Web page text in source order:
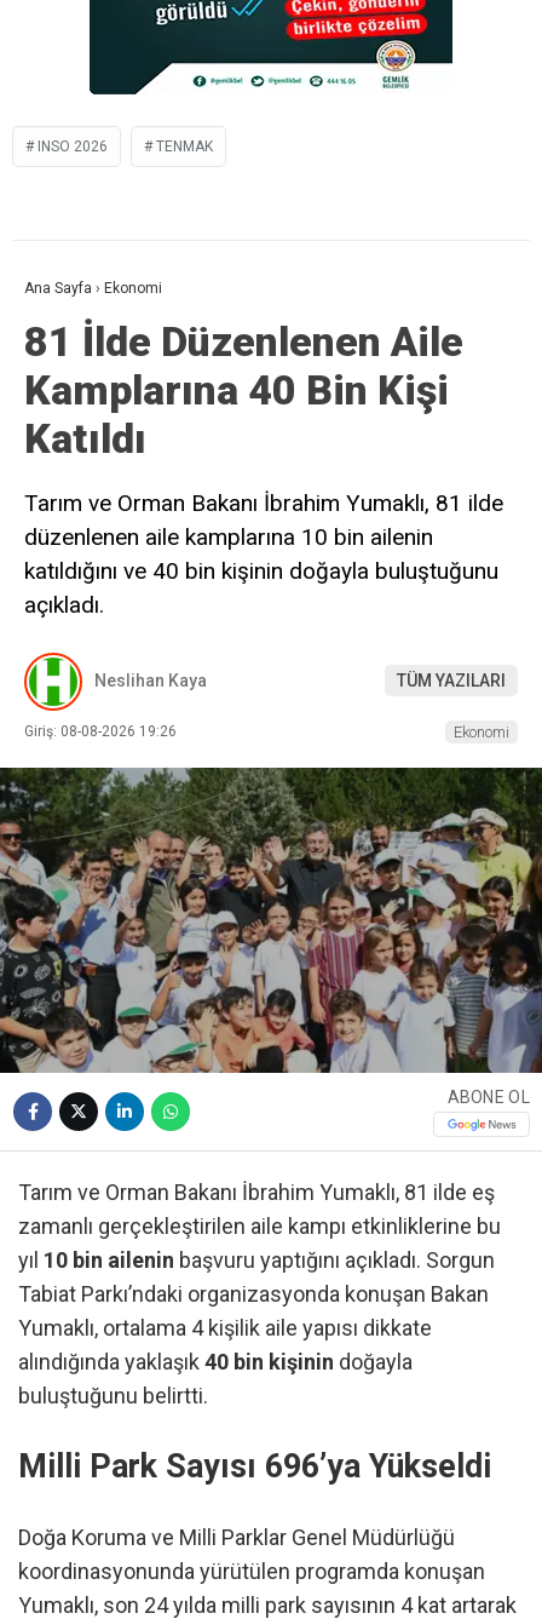
INSO 2026 TENMAK
Ana Sayfa › Ekonomi
81 İlde Düzenlenen Aile
Kamplarına 40 Bin Kişi
Katıldı
Tarım ve Orman Bakanı İbrahim Yumaklı, 81 ilde
düzenlenen aile kamplarına 10 bin ailenin
katıldığını ve 40 bin kişinin doğayla buluştuğunu
açıkladı.
Neslihan Kaya TÜM YAZILARI
Giriş: 08-08-2026 19:26 Ekonomi
ABONE OL
Tarım ve Orman Bakanı İbrahim Yumaklı, 81 ilde eş
zamanlı gerçekleştirilen aile kampı etkinliklerine bu
yıl 10 bin ailenin başvuru yaptığını açıkladı. Sorgun
Tabiat Parkı’ndaki organizasyonda konuşan Bakan
Yumaklı, ortalama 4 kişilik aile yapısı dikkate
alındığında yaklaşık 40 bin kişinin doğayla
buluştuğunu belirtti.
Milli Park Sayısı 696’ya Yükseldi
Doğa Koruma ve Milli Parklar Genel Müdürlüğü
koordinasyonunda yürütülen programda konuşan
Yumaklı, son 24 yılda milli park sayısının 4 kat artarak